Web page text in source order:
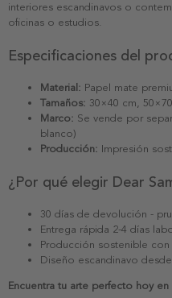
interiores escandinavos o
oficinas o estudios.
Especificaciones del
Material: Papel mate
Tamaños: 30×40 cm,
Marco: Se vende por
blanco)
Producción: Impresión
¿Por qué elegir Dear
30 días de devolución -
Entrega rápida 2-4 días
Producción sostenible
Diseño escandinavo
Encuentra tu arte perfecto hoy en